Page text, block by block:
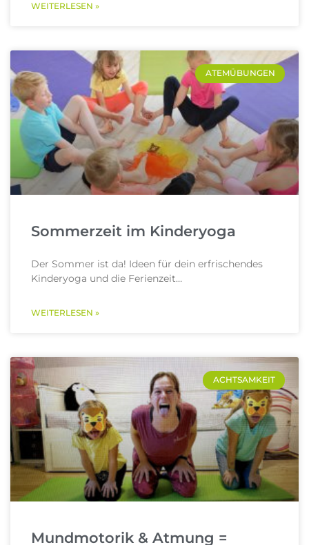
WEITERLESEN »
ATEMÜBUNGEN
Sommerzeit im Kinderyoga
Der Sommer ist da! Ideen für dein erfrischendes
Kinderyoga und die Ferienzeit…
WEITERLESEN »
ACHTSAMKEIT
Mundmotorik & Atmung =